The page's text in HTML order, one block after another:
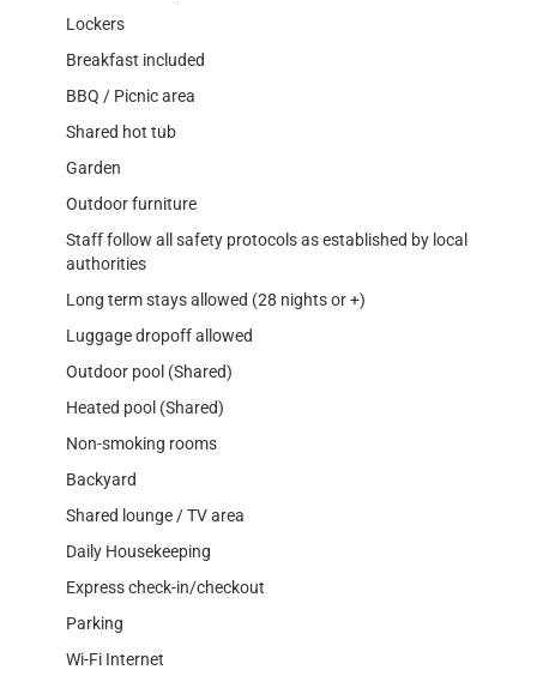
Lockers
Breakfast included
BBQ / Picnic area
Shared hot tub
Garden
Outdoor furniture
Staff follow all safety protocols as established by local
authorities
Long term stays allowed (28 nights or +)
Luggage dropoff allowed
Outdoor pool (Shared)
Heated pool (Shared)
Non-smoking rooms
Backyard
Shared lounge / TV area
Daily Housekeeping
Express check-in/checkout
Parking
Wi-Fi Internet